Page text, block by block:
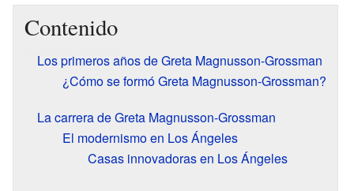
Contenido
Los primeros años de Greta Magnusson-Grossman
¿Cómo se formó Greta Magnusson-Grossman?
La carrera de Greta Magnusson-Grossman
El modernismo en Los Ángeles
Casas innovadoras en Los Ángeles